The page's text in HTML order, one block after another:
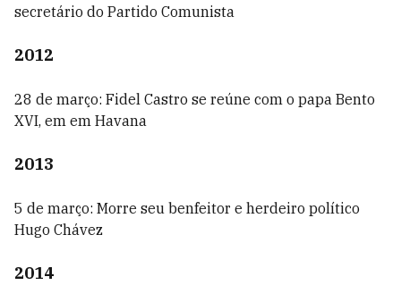
secretário do Partido Comunista
2012
28 de março: Fidel Castro se reúne com o papa Bento
XVI, em em Havana
2013
5 de março: Morre seu benfeitor e herdeiro político
Hugo Chávez
2014